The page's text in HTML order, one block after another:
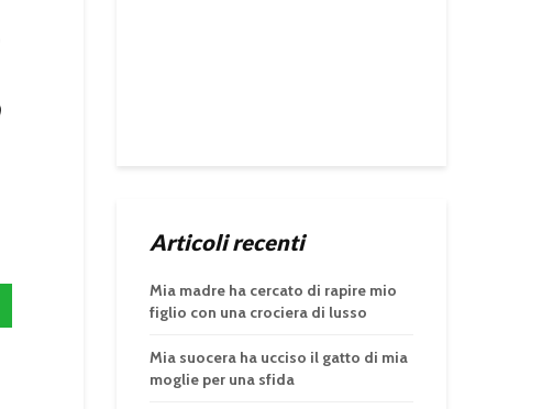
Articoli recenti
Mia madre ha cercato di rapire mio
figlio con una crociera di lusso
Mia suocera ha ucciso il gatto di mia
moglie per una sfida